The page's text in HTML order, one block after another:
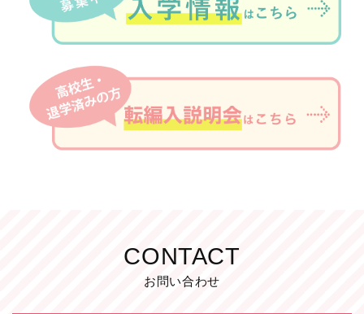
CONTACT
お問い合わせ